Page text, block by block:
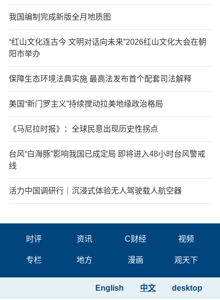
我国编制完成新版全月地质图
“红山文化连古今 文明对话向未来”2026红山文化大会在朝
阳市举办
保障生态环境法典实施 最高法发布首个配套司法解释
美国“新门罗主义”持续搅动拉美地缘政治格局
《马尼拉时报》：全球民意出现历史性拐点
台风“白海豚”影响我国已成定局 即将进入48小时台风警戒
线
活力中国调研行｜沉浸式体验无人驾驶载人航空器
时评 资讯 C财经 视频
专栏 地方 漫画 观天下
desktop
中文
English